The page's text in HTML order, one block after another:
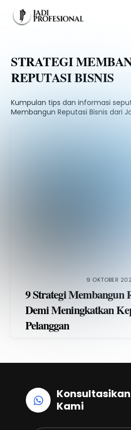
content
STRATEGI
REPUTASI BISNIS
Kumpulan tips dan informasi
Membangun Reputasi Bisnis dari
9 OKTOBER
9 Strategi Membangun
Demi Meningkatkan
Pelanggan
Kami